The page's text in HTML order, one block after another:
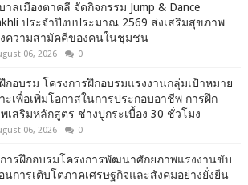
าลเมืองตาคลี จัดกิจกรรม Jump & Dance
ประจำปีงบประมาณ 2569 ส่งเสริมสุขภาพ
ความสามัคคีของคนในชุมชน
06, 2026 0
กอบรม โครงการฝึกอบรมแรงงานกลุ่มเป้าหมาย
ะเพื่อเพิ่มโอกาสในการประกอบอาชีพ การฝึก
เสริมหลักสูตร ช่างปูกระเบื้อง 30 ชั่วโมง
06, 2026 0
ารฝึกอบรมโครงการพัฒนาศักยภาพแรงงานขับ
นการเติบโตภาคเศรษฐกิจและสังคมอย่างยั่งยืน